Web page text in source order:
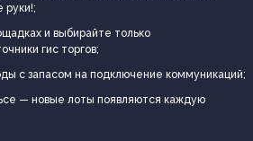
руки!;
и выбирайте только
гис торгов;
с запасом на подключение коммуникаций;
— новые лоты появляются каждую